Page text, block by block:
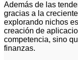
Además de las
gracias a la
explorando nichos
creación de
competencia, sino
finanzas.